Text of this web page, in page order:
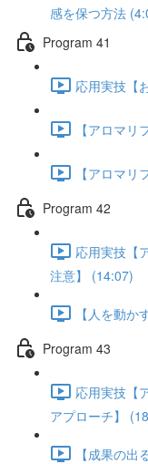
感を保つ方法
Program 41
応用実技【
【アロマ
【アロマ
Program 42
応用実技【
注意】 (14:07)
【人を動
Program 43
応用実技【
アプローチ】
【成果の出